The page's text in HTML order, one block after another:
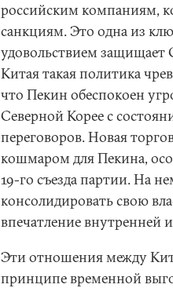
российским компаниям,
санкциям. Это одна из
удовольствием защищает
Китая такая политика
что Пекин обеспокоен
Северной Корее с
переговоров. Новая
кошмаром для Пекина,
19-го съезда партии. На
консолидировать свою
впечатление внутренней
Эти отношения между
принципе временной